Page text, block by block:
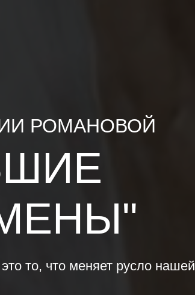
РОМАНОВОЙ
то, что меняет русло нашей